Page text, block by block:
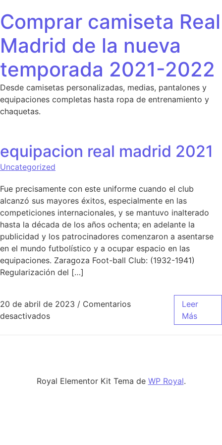
Comprar camiseta Real
Madrid de la nueva
temporada 2021-2022
Desde camisetas personalizadas, medias, pantalones y
equipaciones completas hasta ropa de entrenamiento y
chaquetas.
equipacion real madrid 2021
Uncategorized
Fue precisamente con este uniforme cuando el club
alcanzó sus mayores éxitos, especialmente en las
competiciones internacionales, y se mantuvo inalterado
hasta la década de los años ochenta; en adelante la
publicidad y los patrocinadores comenzaron a asentarse
en el mundo futbolístico y a ocupar espacio en las
equipaciones. Zaragoza Foot-ball Club: (1932-1941)
Regularización del […]
20 de abril de 2023 / Comentarios
desactivadosen equipacion real madrid 2021
Leer
Más
Royal Elementor Kit Tema de WP Royal.